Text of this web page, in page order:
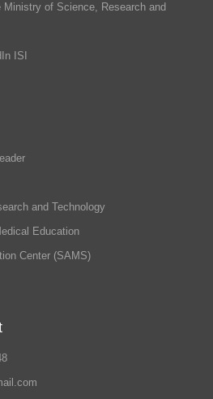
Ministry of Science, Research and
ISI
and Technology
Education
Center (SAMS)